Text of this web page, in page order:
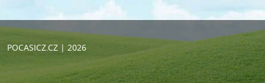
POCASICZ.CZ| 2026